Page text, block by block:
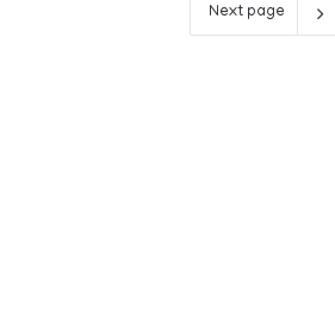
Next page